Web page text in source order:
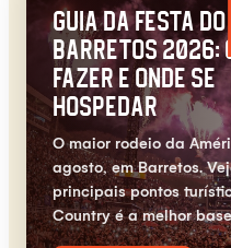
Guia da Festa do
Barretos 2026:
fazer e onde se
hospedar
O maior rodeio da
agosto, em Barretos.
principais pontos
Country é a melhor